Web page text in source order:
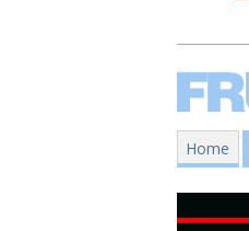
Home